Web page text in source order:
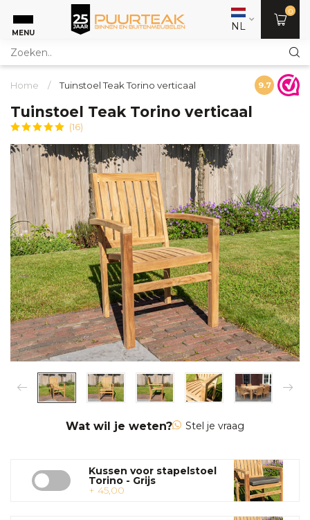
MENU NL
0
Home / Tuinstoel Teak Torino verticaal 9.7
Tuinstoel Teak Torino verticaal
(16)
Wat wil je weten? Stel je vraag
Kussen voor stapelstoel
Torino - Grijs
+ 45,00